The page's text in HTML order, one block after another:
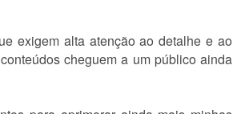
exigem alta atenção ao detalhe e ao
cheguem a um público ainda